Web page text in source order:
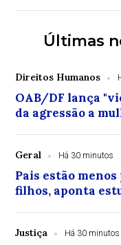
Últimas
Direitos Humanos
OAB/DF lança
da agressão a
Geral Há 30 minutos
Pais estão
filhos, aponta
Justiça Há 30 minutos